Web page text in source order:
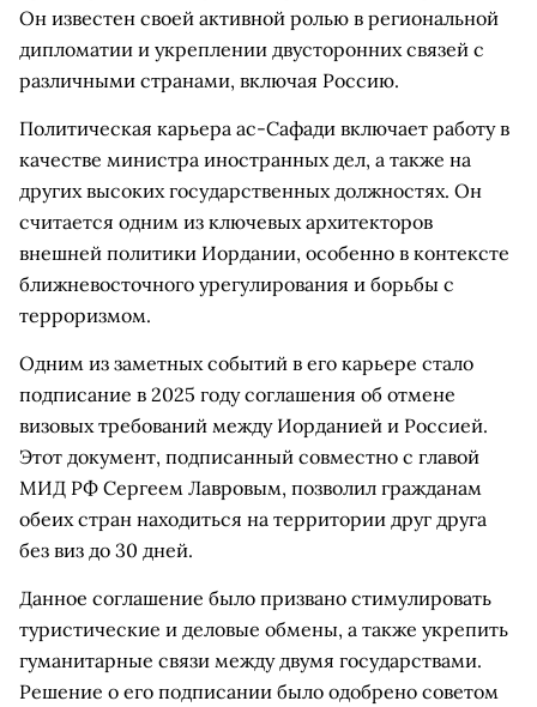
Он известен своей активной ролью в региональной
дипломатии и укреплении двусторонних связей с
различными странами, включая Россию.
Политическая карьера ас-Сафади включает работу в
качестве министра иностранных дел, а также на
других высоких государственных должностях. Он
считается одним из ключевых архитекторов
внешней политики Иордании, особенно в контексте
ближневосточного урегулирования и борьбы с
терроризмом.
Одним из заметных событий в его карьере стало
подписание в 2025 году соглашения об отмене
визовых требований между Иорданией и Россией.
Этот документ, подписанный совместно с главой
МИД РФ Сергеем Лавровым, позволил гражданам
обеих стран находиться на территории друг друга
без виз до 30 дней.
Данное соглашение было призвано стимулировать
туристические и деловые обмены, а также укрепить
гуманитарные связи между двумя государствами.
Решение о его подписании было одобрено советом